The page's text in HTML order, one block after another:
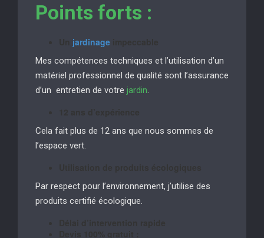
Points forts :
jardinage
Mes compétences techniques et l’utilisation d’un
matériel professionnel de qualité sont l’assurance
d’un entretien de votre jardin.
Cela fait plus de 12 ans que nous sommes de
l’espace vert.
Par respect pour l’environnement, j’utilise des
produits certifié écologique.